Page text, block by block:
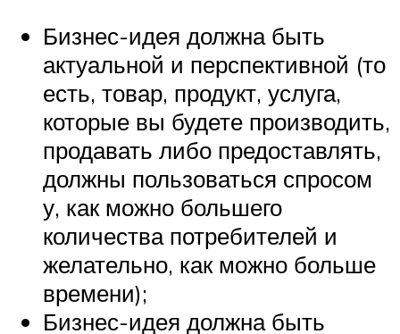
Бизнес-идея должна быть
актуальной и перспективной (то
есть, товар, продукт, услуга,
которые вы будете производить,
продавать либо предоставлять,
должны пользоваться спросом
у, как можно большего
количества потребителей и
желательно, как можно больше
времени);
Бизнес-идея должна быть